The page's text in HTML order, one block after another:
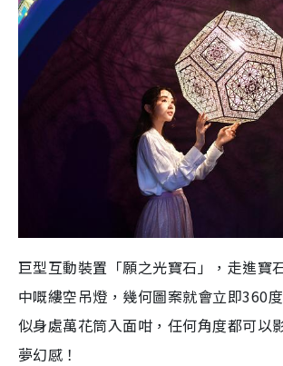
巨型互動裝置「願之光寶石」，走進寶
中嘅縷空吊燈，幾何圖案就會立即360
似身處萬花筒入面咁，任何角度都可以
夢幻感！